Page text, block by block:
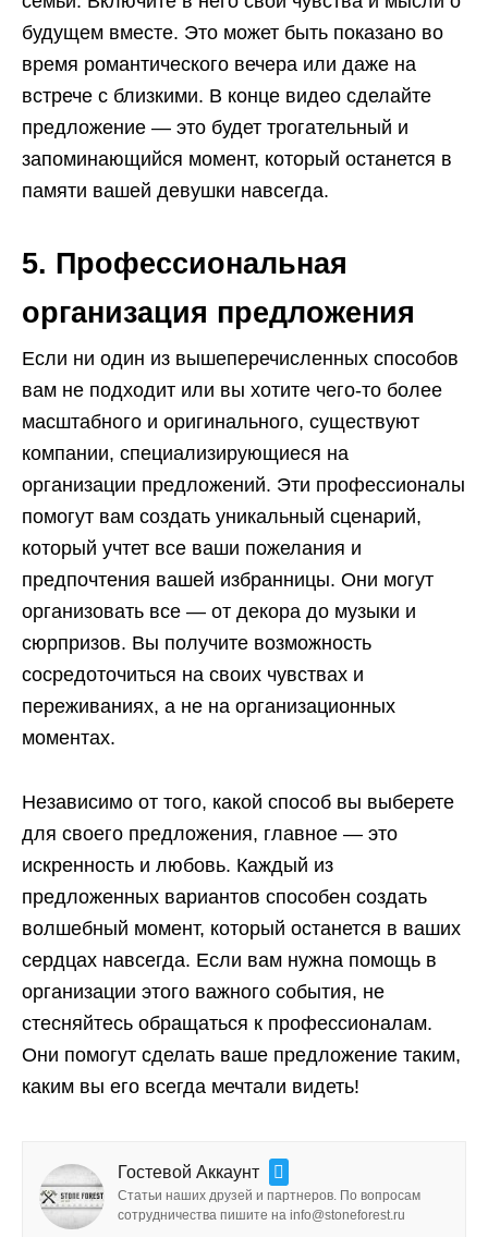
будущем вместе. Это может быть показано во
время романтического вечера или даже на
встрече с близкими. В конце видео сделайте
предложение — это будет трогательный и
запоминающийся момент, который останется в
памяти вашей девушки навсегда.
5. Профессиональная
организация предложения
Если ни один из вышеперечисленных способов
вам не подходит или вы хотите чего-то более
масштабного и оригинального, существуют
компании, специализирующиеся на
организации предложений. Эти профессионалы
помогут вам создать уникальный сценарий,
который учтет все ваши пожелания и
предпочтения вашей избранницы. Они могут
организовать все — от декора до музыки и
сюрпризов. Вы получите возможность
сосредоточиться на своих чувствах и
переживаниях, а не на организационных
моментах.
Независимо от того, какой способ вы выберете
для своего предложения, главное — это
искренность и любовь. Каждый из
предложенных вариантов способен создать
волшебный момент, который останется в ваших
сердцах навсегда. Если вам нужна помощь в
организации этого важного события, не
стесняйтесь обращаться к профессионалам.
Они помогут сделать ваше предложение таким,
каким вы его всегда мечтали видеть!
Гостевой Аккаунт
Статьи наших друзей и партнеров. По вопросам
сотрудничества пишите на info@stoneforest.ru